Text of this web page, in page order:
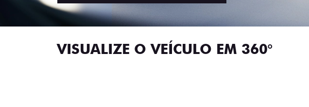
VISUALIZE O VEÍCULO EM 360°